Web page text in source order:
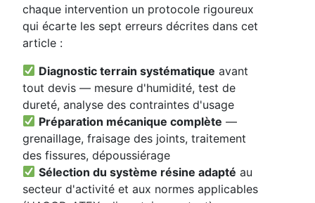
chaque intervention un protocole rigoureux
qui écarte les sept erreurs décrites dans cet
article :
Diagnostic terrain systématique avant
tout devis — mesure d'humidité, test de
dureté, analyse des contraintes d'usage
Préparation mécanique complète —
grenaillage, fraisage des joints, traitement
des fissures, dépoussiérage
Sélection du système résine adapté au
secteur d'activité et aux normes applicables